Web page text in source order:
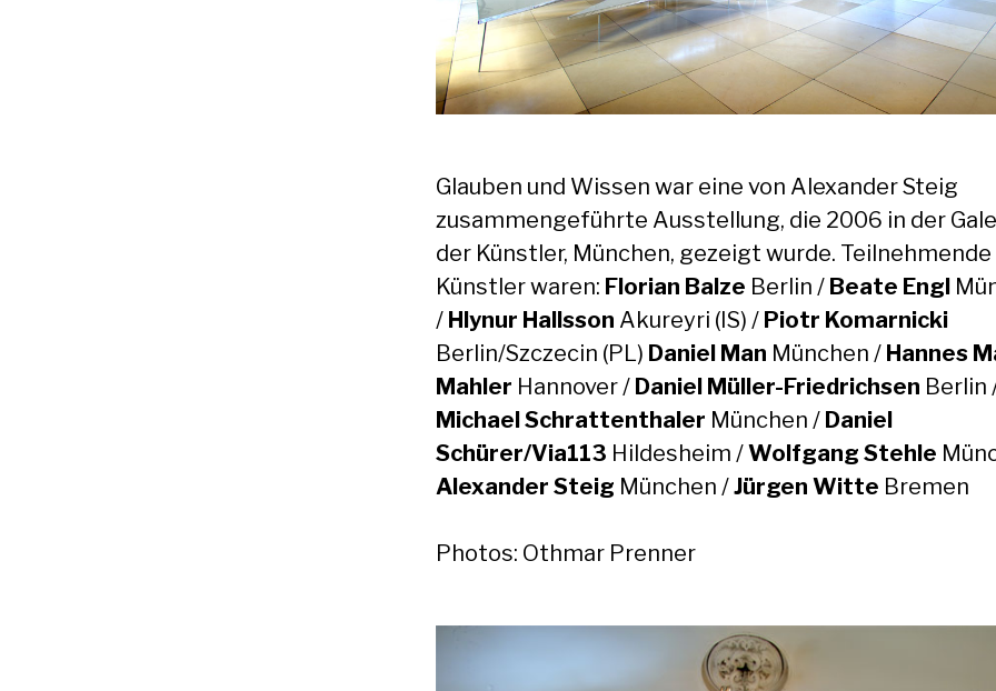
Glauben und Wissen war eine von Alexander Steig
zusammengeführte Ausstellung, die 2006 in der
der Künstler, München, gezeigt wurde. Teilnehmende
Künstler waren: Florian Balze Berlin / Beate Engl
/ Hlynur Hallsson Akureyri (IS) / Piotr Komarnicki
Berlin/Szczecin (PL) Daniel Man München / Hannes
Mahler Hannover / Daniel Müller-Friedrichsen Berlin
Michael Schrattenthaler München / Daniel
Schürer/Via113 Hildesheim /Wolfgang Stehle
Alexander Steig München /Jürgen Witte Bremen
Photos: Othmar Prenner